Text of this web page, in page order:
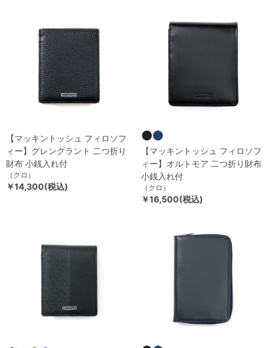
【マッキントッシュ フィロソフ
ィー】グレングラント 二つ折り
財布 小銭入れ付
（クロ）
￥14,300(税込)
【マッキントッシュ フィロソフ
ィー】オルトモア 二つ折り財布
小銭入れ付
（クロ）
￥16,500(税込)